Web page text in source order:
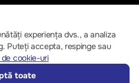
ECOM
experiența dvs., a analiza
Puteți accepta, respinge sau
de cookie-uri
toate